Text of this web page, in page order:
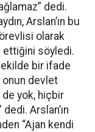
dedi.
Arslan’ın bu
olarak
ettiğini söyledi.
bir ifade
onun devlet
yok, hiçbir
Arslan’ın
“Ajan kendi